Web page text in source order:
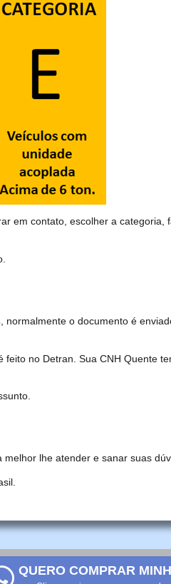
em contato, escolher a categoria,
, normalmente o documento é
no Detran. Sua CNH Quente
lhe atender e sanar suas
QUERO COMPRAR